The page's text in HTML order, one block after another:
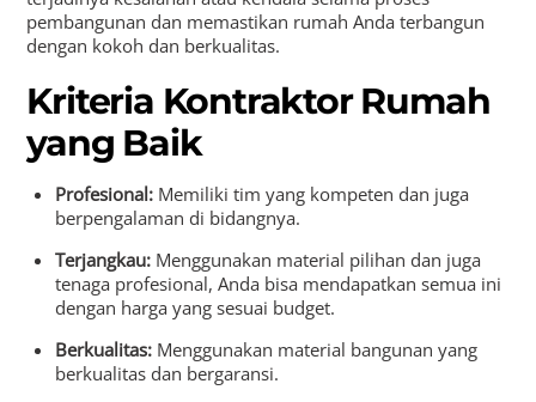
pembangunan dan memastikan rumah Anda terbangun
dengan kokoh dan berkualitas.
Kriteria Kontraktor Rumah
yang Baik
Profesional: Memiliki tim yang kompeten dan juga
berpengalaman di bidangnya.
Terjangkau: Menggunakan material pilihan dan juga
tenaga profesional, Anda bisa mendapatkan semua ini
dengan harga yang sesuai budget.
Berkualitas: Menggunakan material bangunan yang
berkualitas dan bergaransi.